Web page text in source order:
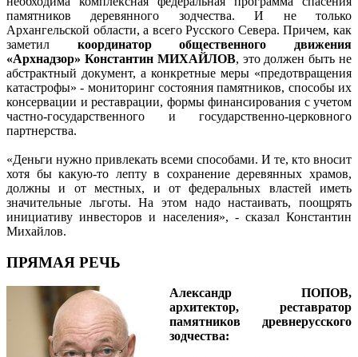
памятников деревянного зодчества. И не только
Архангельской области, а всего Русского Севера. Причем, как
заметил координатор общественного движения
«Архнадзор» Константин МИХАЙЛОВ, это должен быть не
абстрактный документ, а конкретные меры «предотвращения
катастрофы» - мониторинг состояния памятников, способы их
консервации и реставрации, формы финансирования с учетом
частно-государственного и государственно-церковного
партнерства.
«Деньги нужно привлекать всеми способами. И те, кто вносит
хотя бы какую-то лепту в сохранение деревянных храмов,
должны и от местных, и от федеральных властей иметь
значительные льготы. На этом надо настаивать, поощрять
инициативу инвесторов и населения», - сказал Константин
Михайлов.
ПРЯМАЯ РЕЧЬ
Александр ПОПОВ,
архитектор, реставратор
памятников древнерусского
зодчества: